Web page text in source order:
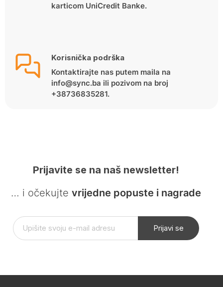
karticom UniCredit Banke.
Korisnička podrška
Kontaktirajte nas putem maila na
info@sync.ba ili pozivom na broj
+38736835281.
Prijavite se na naš newsletter!
… i očekujte vrijedne popuste i nagrade
Prijavi se